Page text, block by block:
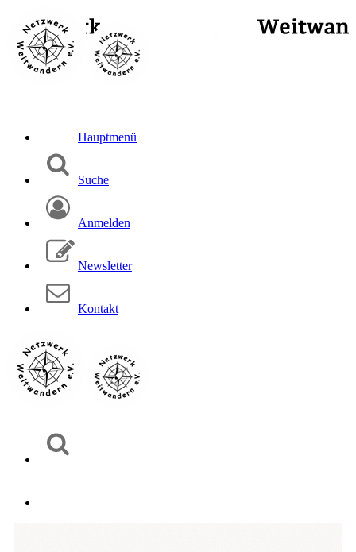
Hauptmenü
Suche
Anmelden
Newsletter
Kontakt